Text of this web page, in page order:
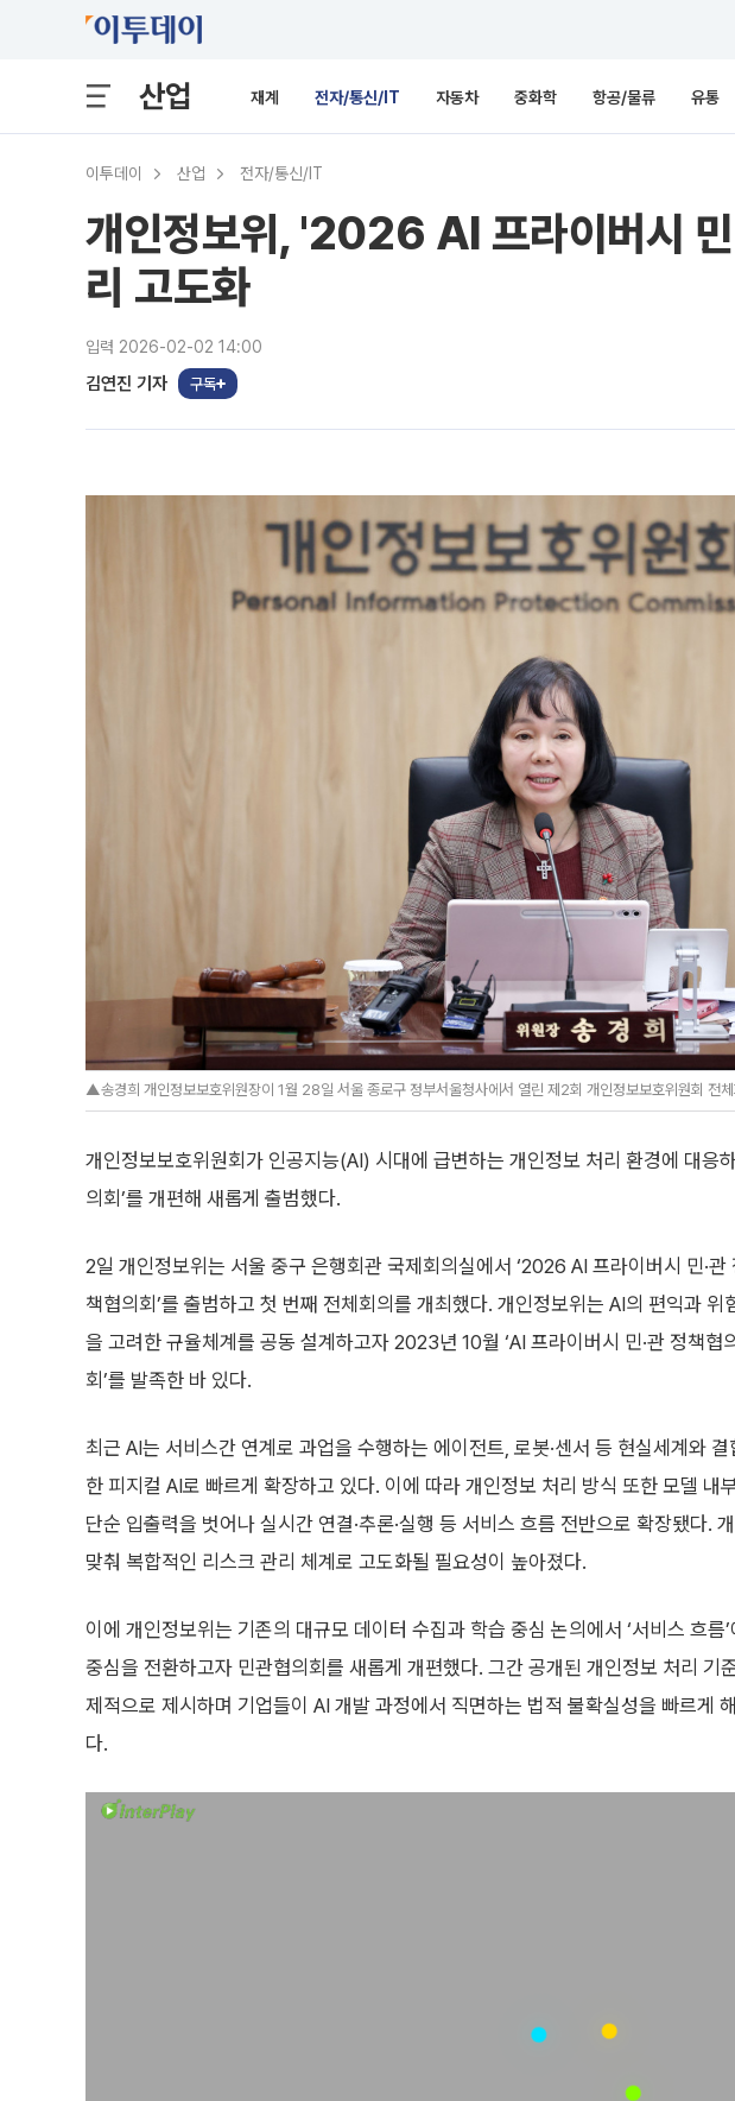
산업 재계 전자/통신/IT 자동차 중화학 항공/물류 유통
이투데이 산업 전자/통신/IT
개인정보위, '2026 AI 프라이버시
리 고도화
입력 2026-02-02 14:00
김연진 기자 구독
▲송경희 개인정보보호위원장이 1월 28일 서울 종로구 정부서울청사에서 열린 제2회 개인정보보호위원회 전
개인정보보호위원회가 인공지능(AI) 시대에 급변하는 개인정보 처리 환경에 대응
의회’를 개편해 새롭게 출범했다.
2일 개인정보위는 서울 중구 은행회관 국제회의실에서 ‘2026 AI 프라이버시 민·관
책협의회’를 출범하고 첫 번째 전체회의를 개최했다. 개인정보위는 AI의 편익과 위
을 고려한 규율체계를 공동 설계하고자 2023년 10월 ‘AI 프라이버시 민·관 정책협의
회’를 발족한 바 있다.
최근 AI는 서비스간 연계로 과업을 수행하는 에이전트, 로봇·센서 등 현실세계와 결
한 피지컬 AI로 빠르게 확장하고 있다. 이에 따라 개인정보 처리 방식 또한 모델 내
단순 입출력을 벗어나 실시간 연결·추론·실행 등 서비스 흐름 전반으로 확장됐다.
맞춰 복합적인 리스크 관리 체계로 고도화될 필요성이 높아졌다.
이에 개인정보위는 기존의 대규모 데이터 수집과 학습 중심 논의에서 ‘서비스 흐름’
중심을 전환하고자 민관협의회를 새롭게 개편했다. 그간 공개된 개인정보 처리 기
제적으로 제시하며 기업들이 AI 개발 과정에서 직면하는 법적 불확실성을 빠르게
다.